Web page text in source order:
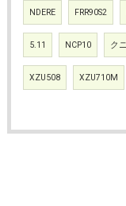
NDERE FRR90S2
5.11 NCP10 ク
XZU508 XZU710M